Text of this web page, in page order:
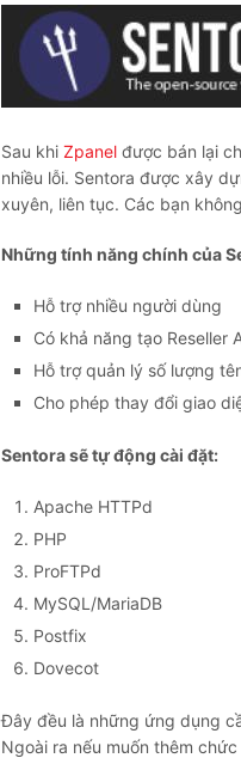
Sau khi Zpanel được bán lại
nhiều lỗi. Sentora được xây
xuyên, liên tục. Các bạn
Những tính năng chính của
Hỗ trợ nhiều người dùng
Có khả năng tạo Reseller
Hỗ trợ quản lý số lượng
Cho phép thay đổi giao
Sentora sẽ tự động cài đặt:
Apache HTTPd
PHP
ProFTPd
MySQL/MariaDB
Postfix
Dovecot
Đây đều là những ứng dụng
Ngoài ra nếu muốn thêm